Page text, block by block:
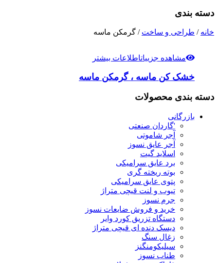
دسته بندی
خانه / طراحی و ساخت / گرمکن ماسه
مشاهده جزییاتاطلاعات بیشتر
خشک کن ماسه ، گرمکن ماسه
دسته بندی محصولات
بازرگانی
'گاردان صنعتی
آجر شاموتی
آجر عایق نسوز
اسلاید گیت
برد عایق سرامیکی
بوته ریخته گری
پتوی عایق سرامیکی
تیوب و لنت قیچی متراژ
جرم نسوز
خرید و فروش ضایعات نسوز
دستگاه تزریق کورد وایر
دیسک دنده ای قیچی متراژ
زغال سنگ
سیلیکومنگنز
طناب نسوز